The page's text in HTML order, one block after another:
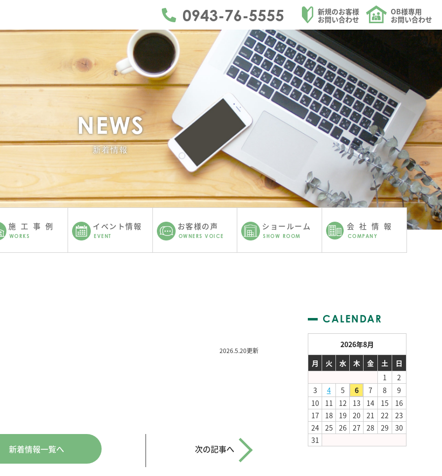
うきは市・久留米市・朝倉市・日田市を中心にリフォームを請け負う大和ハウジングの施工事例を更新しました。のペー
0943-76-5555
新規のお客様
お問い合わせ
OB様専用
お問い合わせ
施工事例
WORKS
イベント情報
EVENT
お客様の声
OWNERS VOICE
ショールーム
SHOW ROOM
会社情報
COMPANY
NEWS
新着情報
2026.5.20更新
新着情報一覧へ 次の記事へ
CALENDAR
2026年8月
月
火 水 木 金 土
日
1
2
3
4 5 6 7 8
9
10
11 12 13 14 15
16
17
18 19 20 21 22
23
24
25 26 27 28 29
30
31